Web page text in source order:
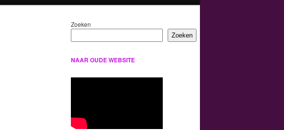
Zoeken
Zoeken
NAAR OUDE WEBSITE